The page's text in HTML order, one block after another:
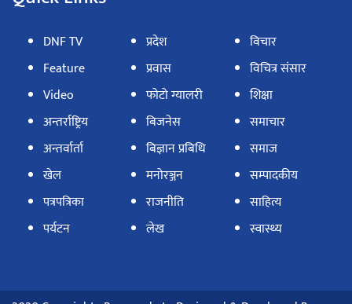
DNF TV
Feature
Video
अन्तर्राष्ट्रिय
अन्तर्वार्ता
खेल
पत्रपत्रिका
पर्यटन
प्रदेश
प्रवास
फोटो ग्यालरी
बिजनेस
बिज्ञान प्रबिधि
मनोरञ्जन
राजनीति
लेख
विचार
विचित्र संसार
शिक्षा
समाचार
समाज
सम्पादकीय
साहित्य
स्वास्थ्य